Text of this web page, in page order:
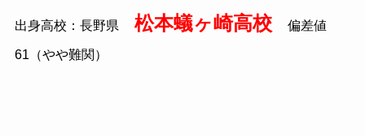
出身高校：長野県 松本蟻ヶ崎高校 偏差値
61（やや難関）